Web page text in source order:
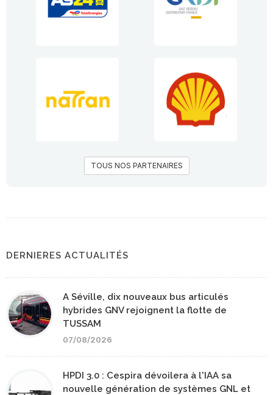
TOUS NOS PARTENAIRES
DERNIERES ACTUALITÉS
A Séville, dix nouveaux bus articulés
hybrides GNV rejoignent la flotte de
TUSSAM
07/08/2026
HPDI 3.0 : Cespira dévoilera à l'IAA sa
nouvelle génération de systèmes GNL et